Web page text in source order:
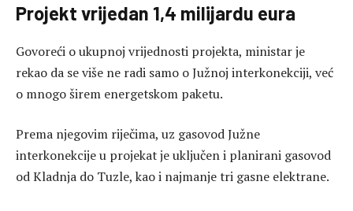
Projekt vrijedan 1,4 milijardu eura
Govoreći o ukupnoj vrijednosti projekta, ministar je
rekao da se više ne radi samo o Južnoj interkonekciji, već
o mnogo širem energetskom paketu.
Prema njegovim riječima, uz gasovod Južne
interkonekcije u projekat je uključen i planirani gasovod
od Kladnja do Tuzle, kao i najmanje tri gasne elektrane.